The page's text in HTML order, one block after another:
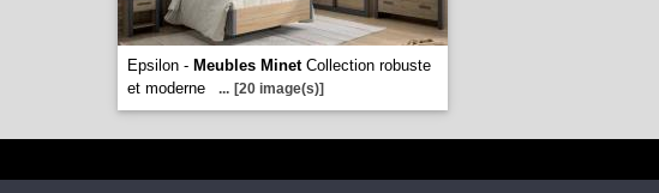
Epsilon - Meubles MinetCollection robuste
et moderne
... [20 image(s)]